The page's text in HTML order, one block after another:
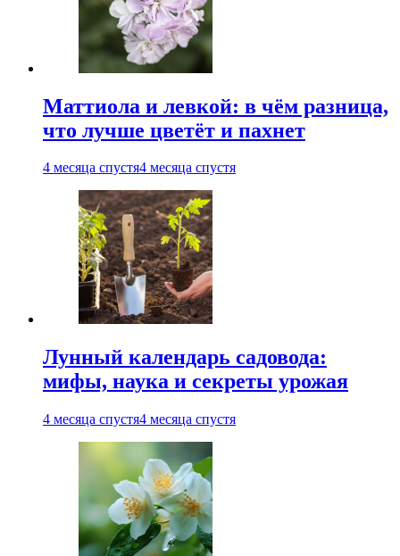
Маттиола и левкой: в чём разница,
что лучше цветёт и пахнет
4 месяца спустя4 месяца спустя
Лунный календарь садовода:
мифы, наука и секреты урожая
4 месяца спустя4 месяца спустя